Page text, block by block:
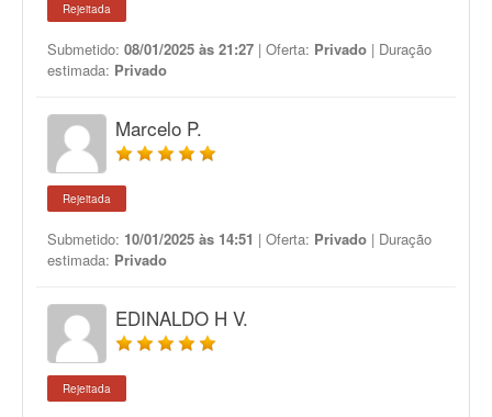
Rejeitada
Submetido: 08/01/2025 às 21:27 | Oferta: Privado | Duração
estimada: Privado
Marcelo P.
Rejeitada
Submetido: 10/01/2025 às 14:51 | Oferta: Privado | Duração
estimada: Privado
EDINALDO H V.
Rejeitada